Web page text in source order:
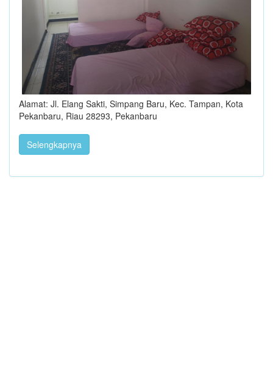
Alamat: Jl. Elang Sakti, Simpang Baru, Kec. Tampan, Kota
Pekanbaru, Riau 28293, Pekanbaru
Selengkapnya